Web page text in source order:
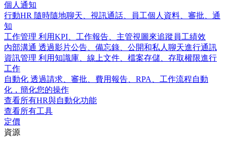
個人通知
行動HR 隨時隨地聊天、視訊通話、員工個人資料、審批、通
知
工作管理 利用KPI、工作報告、主管視圖來追蹤員工績效
內部溝通 透過影片公告、備忘錄、公開和私人聊天進行通訊
資訊管理 利用知識庫、線上文件、檔案存儲、存取權限進行
工作
自動化 透過請求、審批、費用報告、RPA、工作流程自動
化，簡化您的操作
查看所有HR與自動化功能
查看所有工具
定價
資源